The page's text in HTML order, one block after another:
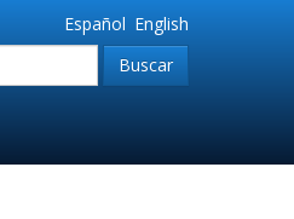
English
Español